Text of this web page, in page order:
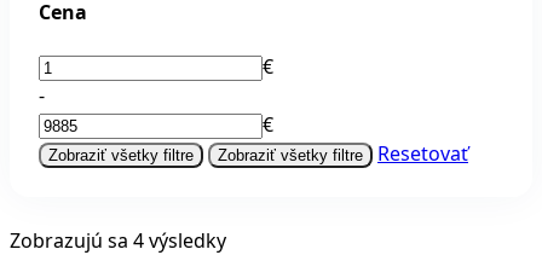
Cena
€
-
€
Zobraziť všetky filtre Zobraziť všetky filtre Resetovať
Zobrazujú sa 4 výsledky